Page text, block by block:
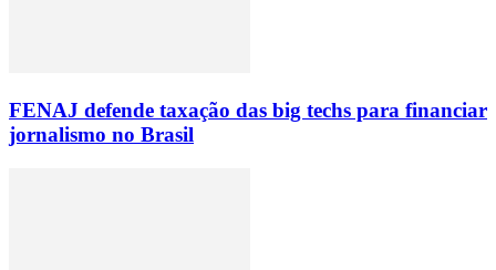
FENAJ defende taxação das big techs para financiar
jornalismo no Brasil